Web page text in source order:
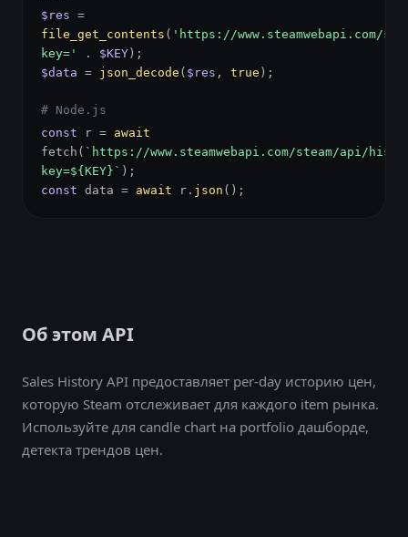
$res =
file_get_contents ( 'https://www.steamwebapi.com/
key='
. $KEY );
$data = json_decode ( $res , true );
# Node.js
const r = await
fetch( `https://www.steamwebapi.com/steam/api/
key=${KEY}` );
const data = await r. json ();
Об этом API
Sales History API предоставляет per-day историю цен,
которую Steam отслеживает для каждого item рынка.
Используйте для candle chart на portfolio дашборде,
детекта трендов цен.